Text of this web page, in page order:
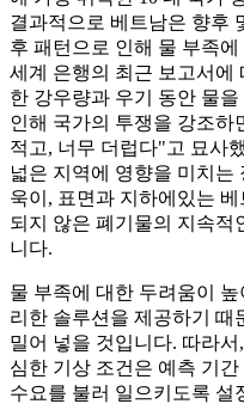
결과적으로 베트남은 향후
후 패턴으로 인해 물 부족
세계 은행의 최근 보고서에
한 강우량과 우기 동안 물
인해 국가의 투쟁을 강조하
적고, 너무 더럽다"고 묘사
넓은 지역에 영향을 미치는
욱이, 표면과 지하에있는
되지 않은 폐기물의 지속적
니다.
물 부족에 대한 두려움이
리한 솔루션을 제공하기 때
밀어 넣을 것입니다. 따라
심한 기상 조건은 예측 기
수요를 불러 일으키도록 설